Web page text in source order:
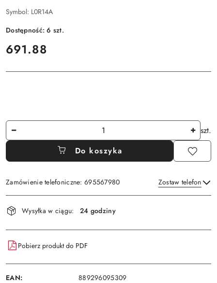
Symbol: L0R14A
Dostępność:6 szt.
cena:
691.88
Ilość
szt.
Do koszyka
Zamówienie telefoniczne: 695567980 Zostaw telefon
Dostępność
i
dostawa
Wysyłka w ciągu: 24 godziny
Pobierz produkt do PDF
EAN: 889296095309